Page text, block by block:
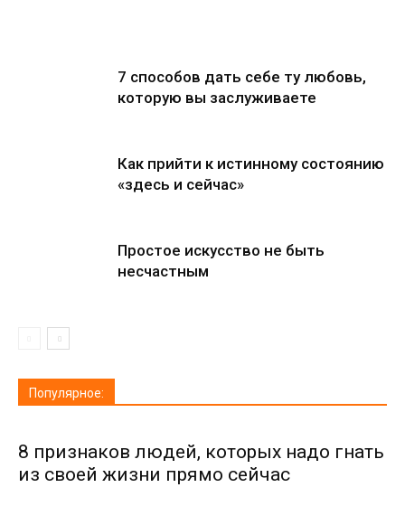
7 способов дать себе ту любовь,
которую вы заслуживаете
Как прийти к истинному состоянию
«здесь и сейчас»
Простое искусство не быть
несчастным
Популярное:
8 признаков людей, которых надо гнать
из своей жизни прямо сейчас